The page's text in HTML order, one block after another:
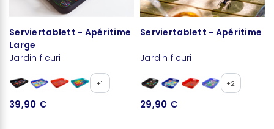
Serviertablett - Apéritime
Large
Jardin fleuri
+1
39,90 €
Serviertablett - Apéritime
Jardin fleuri
+2
29,90 €